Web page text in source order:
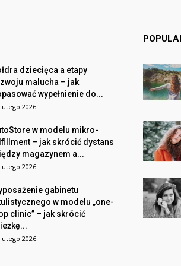
dziecięca a etapy
malucha – jak
wypełnienie do...
2026
w modelu mikro-
– jak skrócić dystans
magazynem a...
2026
gabinetu
w modelu „one-
clinic” – jak skrócić
2026